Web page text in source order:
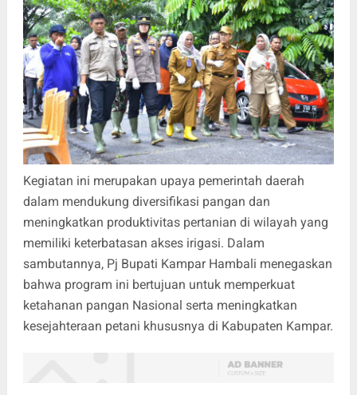
Kegiatan ini merupakan upaya pemerintah daerah
dalam mendukung diversifikasi pangan dan
meningkatkan produktivitas pertanian di wilayah yang
memiliki keterbatasan akses irigasi. Dalam
sambutannya, Pj Bupati Kampar Hambali menegaskan
bahwa program ini bertujuan untuk memperkuat
ketahanan pangan Nasional serta meningkatkan
kesejahteraan petani khususnya di Kabupaten Kampar.